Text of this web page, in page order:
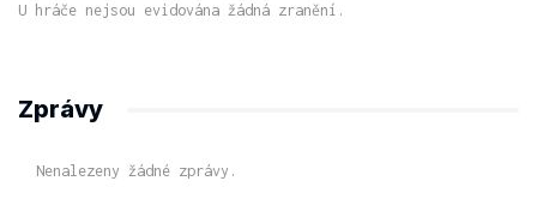
U hráče nejsou evidována žádná zranění.
Zprávy
Nenalezeny žádné zprávy.